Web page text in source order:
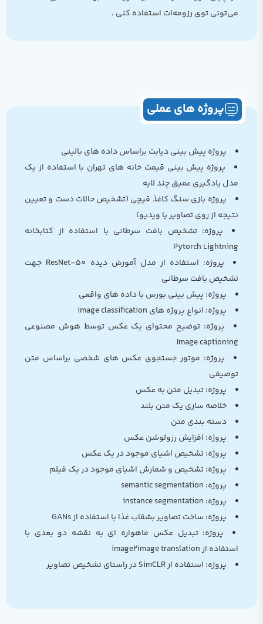
می‌تونی توی رزومه‌ات استفاده کنی .
پروژه های عملی
پروژه پیش بینی دیابت براساس داده های بالینی
پروژه پیش بینی قیمت خانه های تهران با استفاده از یک
مدل یادگیری عمیق چند لایه
پروژه بازی سنگ کاغذ قیچی (تشخیص حالات دست و تعیین
نتیجه از روی تصاویر یا ویدیو)
پروژه: تشخیص بافت سرطانی با استفاده از کتابخانه
Pytorch Lightning
پروژه: استفاده از مدل آموزش دیده ResNet-50 جهت
تشخیص بافت سرطانی
پروژه: پیش بینی بورس با داده های واقعی
پروژه: انواع پروژه های image classification
پروژه: توضیح محتوای یک عکس توسط هوش مصنوعی
Image captioning
پروژه: موتور جستجوی عکس های شخصی براساس متن
توصیفی
پروژه: تبدیل متن به عکس
خلاصه سازی یک متن بلند
دسته بندی متن
پروژه: افزایش رزولوشن عکس
پروژه: تشخیص اشیای موجود در یک عکس
پروژه: تشخیص و شمارش اشیای موجود در یک فیلم
پروژه: semantic segmentation
پروژه: instance segmentation
پروژه: ساخت تصاویر بشقاب غذا با استفاده از GANs
پروژه: تبدیل عکس ماهواره ای به نقشه دو بعدی با
استفاده از image2image translation
پروژه: استفاده از SimCLR در راستای تشخیص تصاویر